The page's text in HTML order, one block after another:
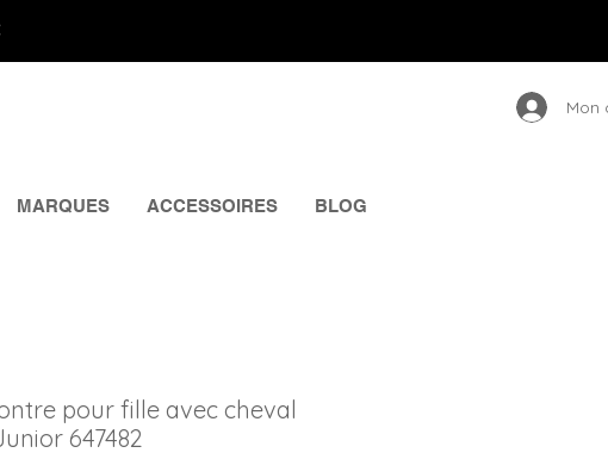
Mon
MARQUES ACCESSOIRES BLOG
pour fille avec cheval
647482